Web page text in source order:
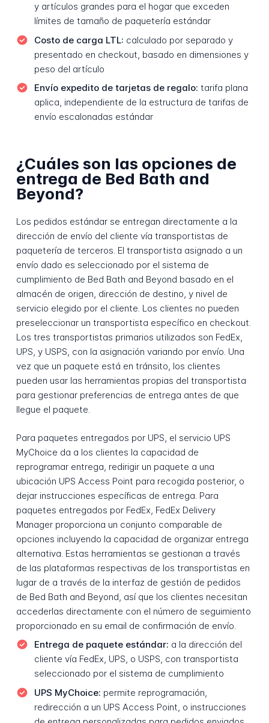
y artículos grandes para el hogar que exceden
límites de tamaño de paquetería estándar
Costo de carga LTL: calculado por separado y
presentado en checkout, basado en dimensiones y
peso del artículo
Envío expedito de tarjetas de regalo: tarifa plana
aplica, independiente de la estructura de tarifas de
envío escalonadas estándar
¿Cuáles son las opciones de
entrega de Bed Bath and
Beyond?
Los pedidos estándar se entregan directamente a la
dirección de envío del cliente vía transportistas de
paquetería de terceros. El transportista asignado a un
envío dado es seleccionado por el sistema de
cumplimiento de Bed Bath and Beyond basado en el
almacén de origen, dirección de destino, y nivel de
servicio elegido por el cliente. Los clientes no pueden
preseleccionar un transportista específico en checkout.
Los tres transportistas primarios utilizados son FedEx,
UPS, y USPS, con la asignación variando por envío. Una
vez que un paquete está en tránsito, los clientes
pueden usar las herramientas propias del transportista
para gestionar preferencias de entrega antes de que
llegue el paquete.
Para paquetes entregados por UPS, el servicio UPS
MyChoice da a los clientes la capacidad de
reprogramar entrega, redirigir un paquete a una
ubicación UPS Access Point para recogida posterior, o
dejar instrucciones específicas de entrega. Para
paquetes entregados por FedEx, FedEx Delivery
Manager proporciona un conjunto comparable de
opciones incluyendo la capacidad de organizar entrega
alternativa. Estas herramientas se gestionan a través
de las plataformas respectivas de los transportistas en
lugar de a través de la interfaz de gestión de pedidos
de Bed Bath and Beyond, así que los clientes necesitan
accederlas directamente con el número de seguimiento
proporcionado en su email de confirmación de envío.
Entrega de paquete estándar: a la dirección del
cliente vía FedEx, UPS, o USPS, con transportista
seleccionado por el sistema de cumplimiento
UPS MyChoice: permite reprogramación,
redirección a un UPS Access Point, o instrucciones